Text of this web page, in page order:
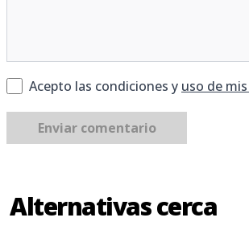
Acepto las condiciones y uso de
Enviar comentario
Alternativas cerca